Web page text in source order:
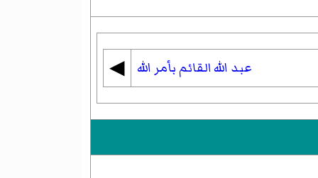
عبد الله القائم بأمر الله ◀︎